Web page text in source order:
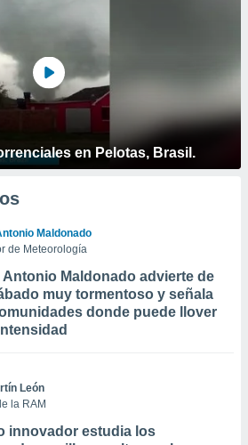
en Pelotas, Brasil.
Maldonado
de Meteorología
Antonio Maldonado advierte de
muy tormentoso y señala
donde puede llover
León
la RAM
innovador estudia los